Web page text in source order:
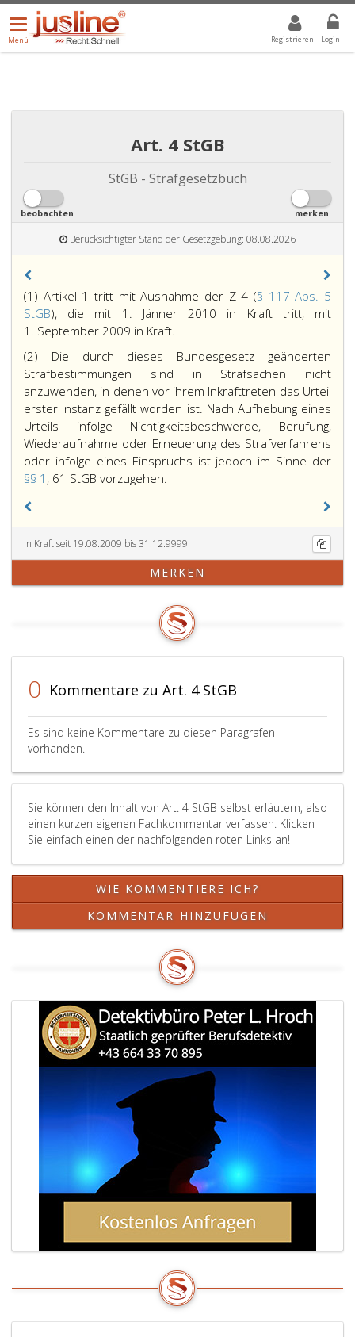
Registrieren Login
Menü
öffnen/schließen
Menü
ALLE DROPDOWN: GEWÄHLTER WERT IST ALLE
Art. 4 StGB
StGB - Strafgesetzbuch
beobachten merken
Berücksichtigter Stand der Gesetzgebung: 08.08.2026
(1) Artikel 1 tritt mit Ausnahme der Z 4 (§ 117 Abs. 5
StGB), die mit 1. Jänner 2010 in Kraft tritt, mit
1. September 2009 in Kraft.
(2) Die durch dieses Bundesgesetz geänderten
Strafbestimmungen sind in Strafsachen nicht
anzuwenden, in denen vor ihrem Inkrafttreten das Urteil
erster Instanz gefällt worden ist. Nach Aufhebung eines
Urteils infolge Nichtigkeitsbeschwerde, Berufung,
Wiederaufnahme oder Erneuerung des Strafverfahrens
oder infolge eines Einspruchs ist jedoch im Sinne der
§§ 1 , 61 StGB vorzugehen.
In Kraft seit 19.08.2009 bis 31.12.9999
MERKEN
0 Kommentare zu Art. 4 StGB
Es sind keine Kommentare zu diesen Paragrafen
vorhanden.
Sie können den Inhalt von Art. 4 StGB selbst erläutern, also
einen kurzen eigenen Fachkommentar verfassen. Klicken
Sie einfach einen der nachfolgenden roten Links an!
WIE KOMMENTIERE ICH?
KOMMENTAR HINZUFÜGEN